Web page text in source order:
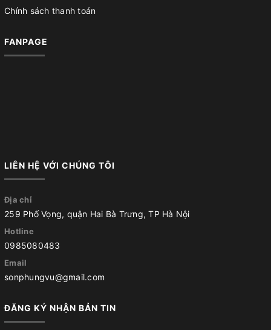
Chính sách thanh toán
FANPAGE
LIÊN HỆ VỚI CHÚNG TÔI
Địa chỉ
259 Phố Vọng, quận Hai Bà Trưng, TP Hà Nội
Hotline
0985080483
Email
sonphungvu@gmail.com
ĐĂNG KÝ NHẬN BẢN TIN